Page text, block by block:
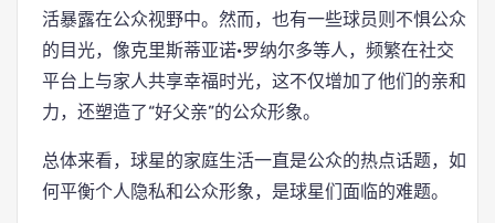
活暴露在公众视野中。然而，也有一些球员则不惧公众
的目光，像克里斯蒂亚诺·罗纳尔多等人，频繁在社交
平台上与家人共享幸福时光，这不仅增加了他们的亲和
力，还塑造了“好父亲”的公众形象。
总体来看，球星的家庭生活一直是公众的热点话题，如
何平衡个人隐私和公众形象，是球星们面临的难题。